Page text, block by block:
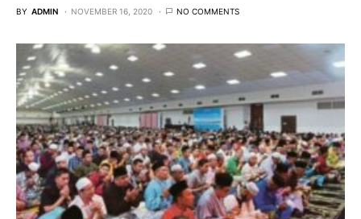
BY ADMIN NOVEMBER 16, 2020 NO COMMENTS